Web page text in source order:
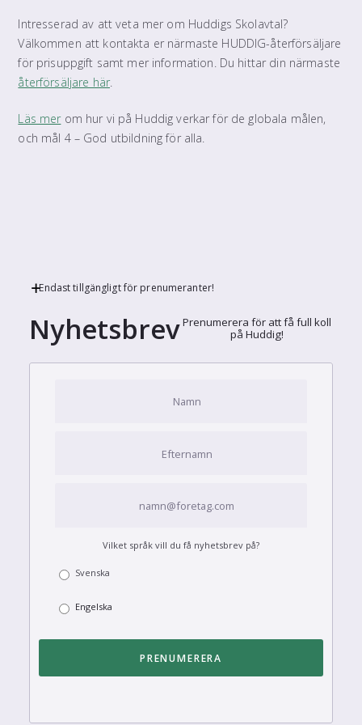
Intresserad av att veta mer om Huddigs Skolavtal?
Välkommen att kontakta er närmaste HUDDIG-återförsäljare
för prisuppgift samt mer information. Du hittar din närmaste
återförsäljare här.
Läs merom hur vi på Huddig verkar för de globala målen,
och mål 4 – God utbildning för alla.
Endast tillgängligt för prenumeranter!
NyhetsbrevPrenumerera för att få full koll
på Huddig!
Vilket språk vill du få nyhetsbrev på?
Svenska
Engelska